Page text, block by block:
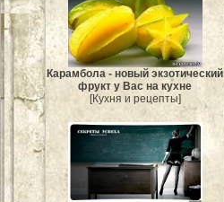
Карамбола - новый экзотический
фрукт у Вас на кухне
[Кухня и рецепты]